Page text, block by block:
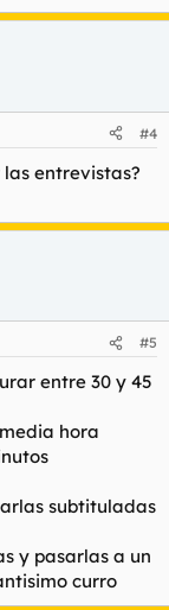
#4
entrevistas?
#5
entre 30 y 45
hora
subtituladas
y pasarlas a un
curro